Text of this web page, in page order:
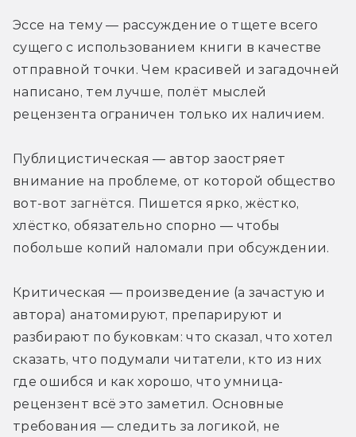
Эссе на тему — рассуждение о тщете всего
сущего с использованием книги в качестве
отправной точки. Чем красивей и загадочней
написано, тем лучше, полёт мыслей
рецензента ограничен только их наличием.
Публицистическая — автор заостряет
внимание на проблеме, от которой общество
вот-вот загнётся. Пишется ярко, жёстко,
хлёстко, обязательно спорно — чтобы
побольше копий наломали при обсуждении.
Критическая — произведение (а зачастую и
автора) анатомируют, препарируют и
разбирают по буковкам: что сказал, что хотел
сказать, что подумали читатели, кто из них
где ошибся и как хорошо, что умница-
рецензент всё это заметил. Основные
требования — следить за логикой, не